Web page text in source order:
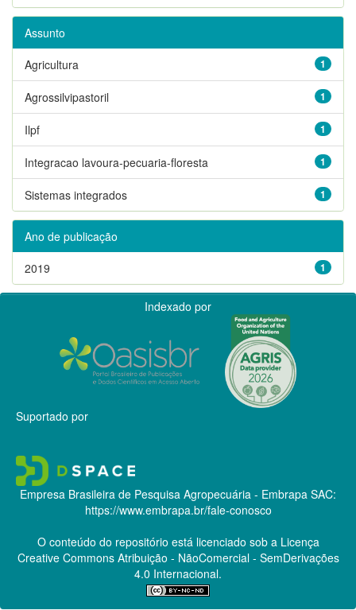
Assunto
1
Agricultura
1
Agrossilvipastoril
1
Ilpf
1
Integracao lavoura-pecuaria-floresta
1
Sistemas integrados
Ano de publicação
1
2019
Indexado por
Suportado por
Empresa Brasileira de Pesquisa Agropecuária - Embrapa SAC:
https://www.embrapa.br/fale-conosco
O conteúdo do repositório está licenciado sob a Licença
Creative CommonsAtribuição - NãoComercial - SemDerivações
4.0 Internacional.